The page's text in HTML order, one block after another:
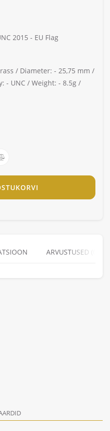
2015 - EU Flag
/ Diameter: - 25,75 mm /
- UNC / Weight: - 8.5g /
ARVUSTUSED (0)